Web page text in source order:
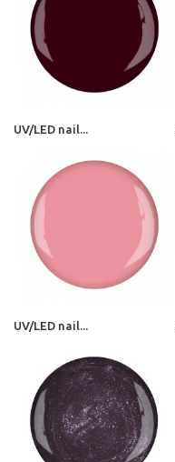
UV/LED nail...
UV/LED nail...